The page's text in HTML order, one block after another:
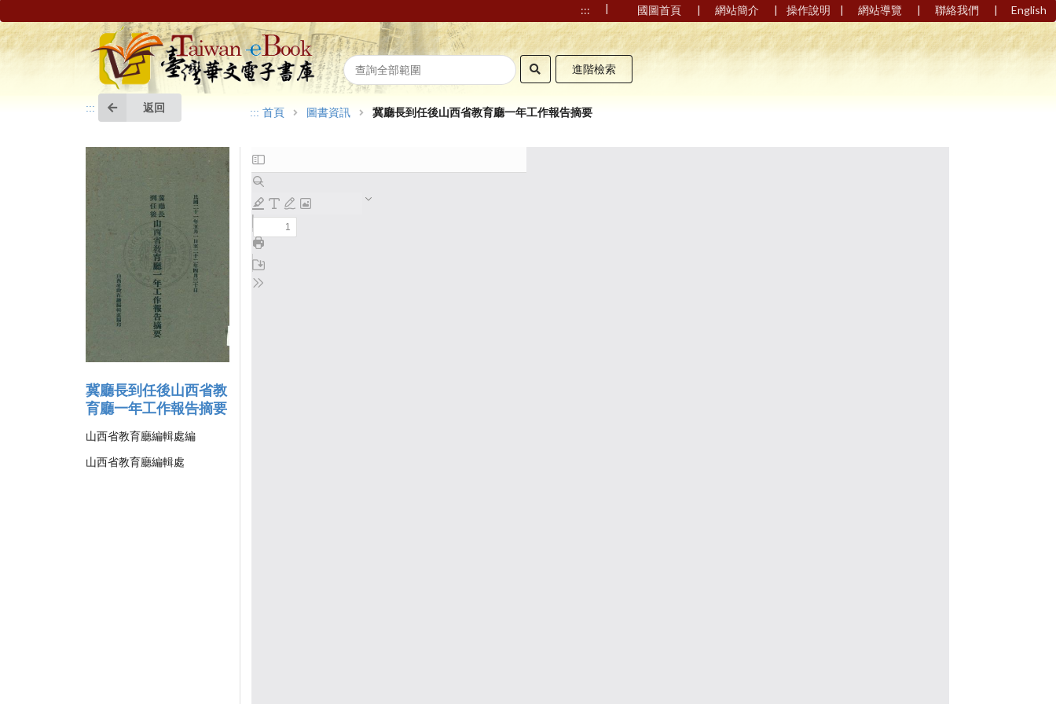
::: | 國圖首頁 | 網站簡介 | 操作說明 | 網站導覽 | 聯絡我們 | English
進階檢索
::: 返回 ::: 首頁 圖書資訊 冀廳長到任後山西省教育廳一年工作報告摘要
冀廳長到任後山西省教
育廳一年工作報告摘要
山西省教育廳編輯處編
山西省教育廳編輯處